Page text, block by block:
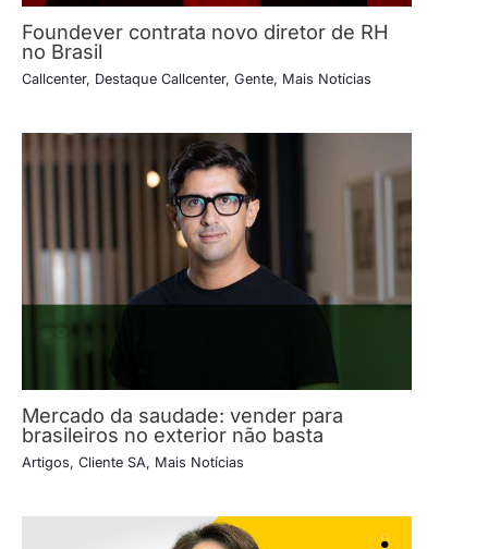
Foundever contrata novo diretor de RH
no Brasil
Callcenter, Destaque Callcenter, Gente, Mais Notícias
Mercado da saudade: vender para
brasileiros no exterior não basta
Artigos, Cliente SA, Mais Notícias